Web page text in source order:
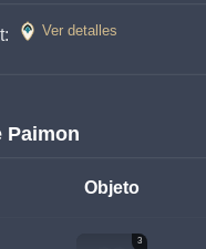
Ver detalles
Paimon
Objeto
3